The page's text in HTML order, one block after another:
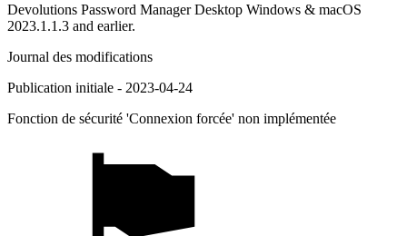
Devolutions Password Manager Desktop Windows & macOS
2023.1.1.3 and earlier.
Journal des modifications
Publication initiale - 2023-04-24
Fonction de sécurité 'Connexion forcée' non implémentée